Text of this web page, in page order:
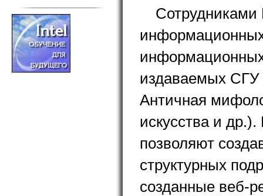
издаваемых СГУ
Античная
искусства и др.).
позволяют
структурных
созданные веб-